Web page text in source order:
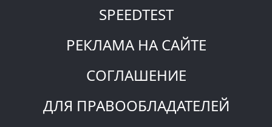
SPEEDTEST
РЕКЛАМА НА САЙТЕ
СОГЛАШЕНИЕ
ДЛЯ ПРАВООБЛАДАТЕЛЕЙ